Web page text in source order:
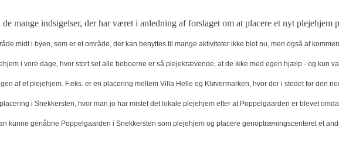
mange indsigelser, der har været i anledning af forslaget om at placere et nyt
midt i byen, som er et område, der kan benyttes til mange aktiviteter ikke blot nu, men også af
i vore dage, hvor stort set alle beboerne er så plejekrævende, at de ikke med egen hjælp - og kun
af et plejehjem. F.eks. er en placering mellem Villa Helle og Kløvermarken, hvor der i stedet for den
i Snekkersten, hvor man jo har mistet det lokale plejehjem efter at Poppelgaarden er blevet
kunne genåbne Poppelgaarden i Snekkersten som plejehjem og placere genoptræningscenteret et